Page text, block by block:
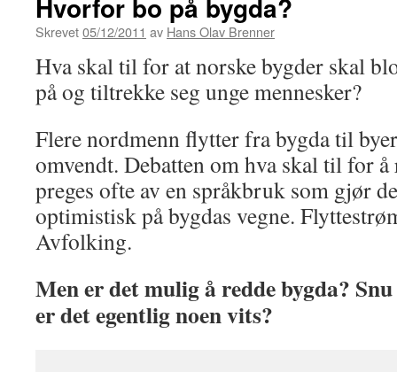
Hvorfor bo på bygda?
Skrevet05/12/2011 av Hans Olav Brenner
Hva skal til for at norske bygder skal
på og tiltrekke seg unge mennesker?
Flere nordmenn flytter fra bygda til
omvendt. Debatten om hva skal til for å
preges ofte av en språkbruk som gjør
optimistisk på bygdas vegne.
Avfolking.
Men er det mulig å redde bygda?
er det egentlig noen vits?